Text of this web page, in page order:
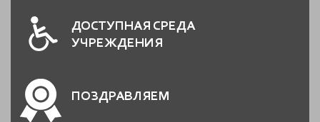
ДОСТУПНАЯ СРЕДА
УЧРЕЖДЕНИЯ
ПОЗДРАВЛЯЕМ